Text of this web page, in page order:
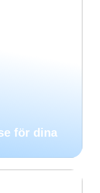
för dina